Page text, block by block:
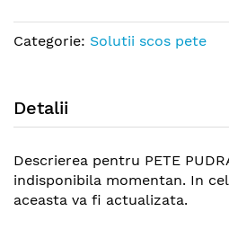
the
images
Categorie: Solutii scos pete
Detalii
Descrierea pentru PETE
indisponibila momentan. In
aceasta va fi actualizata.